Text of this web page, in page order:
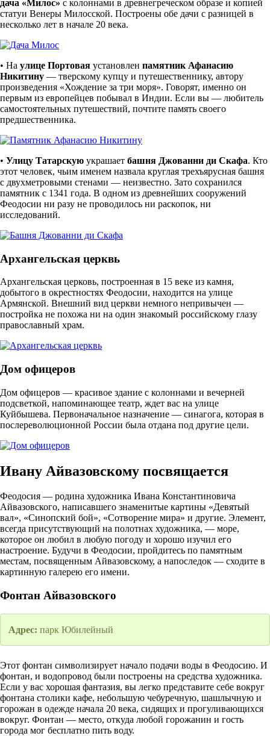
дача «Милос» с колоннами в древнегреческом образе и копией
статуи Венеры Милосской. Построены обе дачи с разницей в
несколько лет в начале 20 века.
• На улице Портовая установлен памятник Афанасию
Никитину — тверскому купцу и путешественнику, автору
произведения «Хождение за три моря». Говорят, именно он
первым из европейцев побывал в Индии. Если вы — любитель
самостоятельных путешествий, почтите память своего
предшественника.
• Улицу Татарскую украшает башня Джованни ди Скафа. Кто
этот человек, чьим именем назвала круглая трехъярусная башня
с двухметровыми стенами — неизвестно. Зато сохранился
памятник с 1341 года. В одном из древнейших сооружений
Феодосии ни разу не проводилось ни раскопок, ни
исследований.
Архангельская церквь
Архангельская церковь, построенная в 15 веке из камня,
добытого в окрестностях Феодосии, находится на улице
Армянской. Внешний вид церкви немного непривычен —
постройка не похожа ни на один знакомый российскому глазу
православный храм.
Дом офицеров
Дом офицеров — красивое здание с колоннами и вечерней
подсветкой, напоминающее театр, ждет вас на улице
Куйбышева. Первоначальное назначение — синагога, которая в
послереволюционной России была отдана под другие цели.
Ивану Айвазовскому посвящается
Феодосия — родина художника Ивана Константиновича
Айвазовского, написавшего знаменитые картины «Девятый
вал», «Синопский бой», «Сотворение мира» и другие. Элемент,
всегда присутствующий на полотнах художника, — море,
которое он любил в любую погоду и хорошо изучил его
настроение. Будучи в Феодосии, пройдитесь по памятным
местам, посвященным Айвазовскому, а напоследок — сходите в
картинную галерею его имени.
Фонтан Айвазовского
Адрес: парк Юбилейный
Этот фонтан символизирует начало подачи воды в Феодосию. И
фонтан, и водопровод были построены на средства художника.
Если у вас хорошая фантазия, вы легко представите себе вокруг
фонтана столики кафе, небольшую чебуречную, шашлычную и
горожан в одежде начала 20 века, сидящих и прогуливающихся
вокруг. Фонтан — место, откуда любой горожанин и гость
города мог бесплатно пить воду.